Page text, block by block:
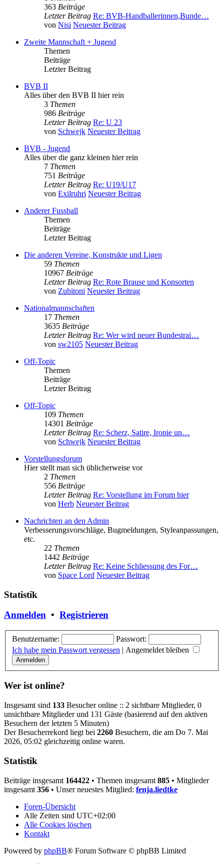
363 Beiträge
Letzter Beitrag Re: BVB-Handballerinnen,Bunde…
von Nisi Neuester Beitrag
Zweite Mannschaft + Jugend
Themen
Beiträge
Letzter Beitrag
BVB II
Alles über den BVB II hier rein
3 Themen
986 Beiträge
Letzter Beitrag Re: U 23
von Schwejk Neuester Beitrag
BVB - Jugend
Alles über die ganz kleinen hier rein
7 Themen
751 Beiträge
Letzter Beitrag Re: U19/U17
von Exilruhri Neuester Beitrag
Anderer Fussball
Themen
Beiträge
Letzter Beitrag
Die anderen Vereine, Konstrukte und Ligen
59 Themen
10967 Beiträge
Letzter Beitrag Re: Rote Brause und Konsorten
von Zubitoni Neuester Beitrag
Nationalmannschaften
17 Themen
3635 Beiträge
Letzter Beitrag Re: Wer wird neuer Bundestrai…
von sw2105 Neuester Beitrag
Off-Topic
Themen
Beiträge
Letzter Beitrag
Off-Topic
109 Themen
14301 Beiträge
Letzter Beitrag Re: Scherz, Satire, Ironie un…
von Schwejk Neuester Beitrag
Vorstellungsforum
Hier stellt man sich üblicherweise vor
2 Themen
556 Beiträge
Letzter Beitrag Re: Vorstellung im Forum hier
von Herb Neuester Beitrag
Nachrichten an den Admin
Verbesserungsvorschläge, Bugmeldungen, Styleanpassungen,
etc.
22 Themen
1442 Beiträge
Letzter Beitrag Re: Keine Schliessung des For…
von Space Lord Neuester Beitrag
Statistik
Anmelden • Registrieren
Benutzername:
Passwort:
Ich habe mein Passwort vergessen | Angemeldet bleiben
Wer ist online?
Insgesamt sind 133 Besucher online :: 2 sichtbare Mitglieder, 0
unsichtbare Mitglieder und 131 Gäste (basierend auf den aktiven
Besuchern der letzten 5 Minuten)
Der Besucherrekord liegt bei 2260 Besuchern, die am Do 7. Mai
2026, 05:02 gleichzeitig online waren.
Statistik
Beiträge insgesamt 164422 • Themen insgesamt 885 • Mitglieder
insgesamt 356 • Unser neuestes Mitglied: fenja.liedtke
Foren-Übersicht
Alle Zeiten sind UTC+02:00
Alle Cookies löschen
Kontakt
Powered by phpBB® Forum Software © phpBB Limited